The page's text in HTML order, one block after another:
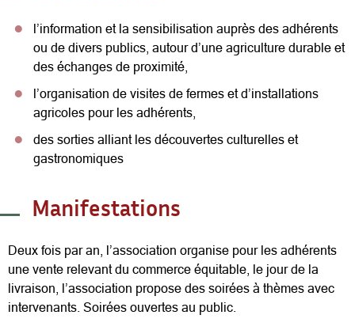
l’information et la sensibilisation auprès des adhérents
ou de divers publics, autour d’une agriculture durable et
des échanges de proximité,
l’organisation de visites de fermes et d’installations
agricoles pour les adhérents,
des sorties alliant les découvertes culturelles et
gastronomiques
Manifestations
Deux fois par an, l’association organise pour les adhérents
une vente relevant du commerce équitable, le jour de la
livraison, l’association propose des soirées à thèmes avec
intervenants. Soirées ouvertes au public.